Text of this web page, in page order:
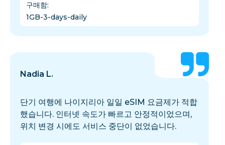
구매함:
1GB-3-days-daily
Nadia L.
단기 여행에 나이지리아 일일 eSIM 요금제가 적합
했습니다. 인터넷 속도가 빠르고 안정적이었으며,
위치 변경 시에도 서비스 중단이 없었습니다.